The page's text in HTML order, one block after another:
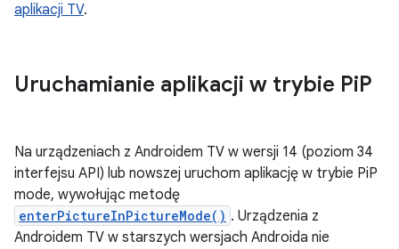
aplikacji TV.
Uruchamianie aplikacji w trybie PiP
Na urządzeniach z Androidem TV w wersji 14 (poziom 34
interfejsu API) lub nowszej uruchom aplikację w trybie PiP
mode, wywołując metodę
enterPictureInPictureMode() . Urządzenia z
Androidem TV w starszych wersjach Androida nie